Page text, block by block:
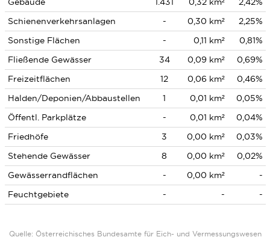
Schienenverkehrsanlagen
- 0,30 km²
2,25%
Sonstige Flächen
- 0,11 km²
0,81%
Fließende Gewässer
34 0,09 km²
0,69%
Freizeitflächen
12 0,06 km²
0,46%
Halden/Deponien/Abbaustellen
1 0,01 km²
0,05%
Öffentl. Parkplätze
- 0,01 km²
0,04%
Friedhöfe
3 0,00 km²
0,03%
Stehende Gewässer
8 0,00 km²
0,02%
Gewässerrandflächen
- 0,00 km²
-
Feuchtgebiete
- - -
Quelle: Österreichisches Bundesamte für Eich- und Vermessungswesen